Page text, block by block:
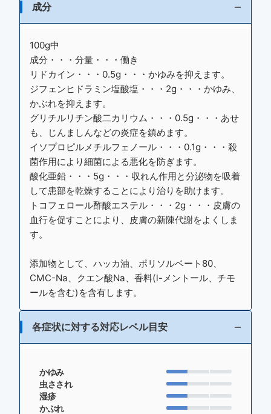
成分
100g中
成分・・・分量・・・働き
リドカイン・・・0.5g・・・かゆみを抑えます。
ジフェンヒドラミン塩酸塩・・・2g・・・かゆみ、
かぶれを抑えます。
グリチルリチン酸二カリウム・・・0.5g・・・あせ
も、じんましんなどの炎症を鎮めます。
イソプロピルメチルフェノール・・・0.1g・・・殺
菌作用により細菌による悪化を防ぎます。
酸化亜鉛・・・5g・・・収れん作用と分泌物を吸着
して患部を乾燥することにより治りを助けます。
トコフェロール酢酸エステル・・・2g・・・皮膚の
血行を促すことにより、皮膚の新陳代謝をよくしま
す。
添加物として、ハッカ油、ポリソルベート80、
CMC-Na、クエン酸Na、香料(l-メントール、チモ
ールを含む)を含有します。
各症状に対する対応レベル目安
かゆみ
虫さされ
湿疹
かぶれ